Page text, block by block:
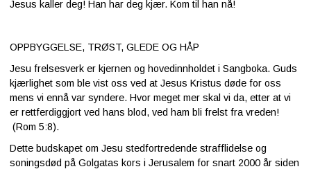
Jesus kaller deg! Han har deg kjær. Kom til han nå!
OPPBYGGELSE, TRØST, GLEDE OG HÅP
Jesu frelsesverk er kjernen og hovedinnholdet i Sangboka. Guds
kjærlighet som ble vist oss ved at Jesus Kristus døde for oss
mens vi ennå var syndere. Hvor meget mer skal vi da, etter at vi
er rettferdiggjort ved hans blod, ved ham bli frelst fra vreden!
(Rom 5:8).
Dette budskapet om Jesu stedfortredende strafflidelse og
soningsdød på Golgatas kors i Jerusalem for snart 2000 år siden